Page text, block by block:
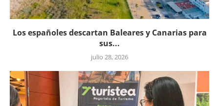
Los españoles descartan Baleares y Canarias para
sus...
julio 28, 2026